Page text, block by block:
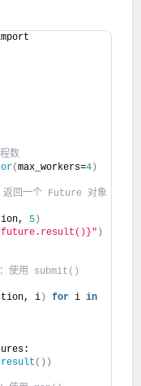
数
(max_workers=4 )
返回一个 Future 对象
5 )
)
：使用 submit()
i ) for i in
result ())